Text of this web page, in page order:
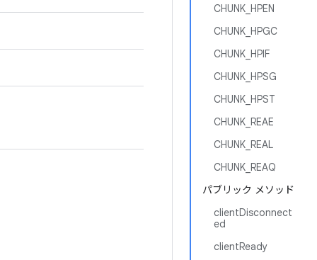
CHUNK_HPEN
CHUNK_HPGC
CHUNK_HPIF
CHUNK_HPSG
CHUNK_HPST
CHUNK_REAE
CHUNK_REAL
CHUNK_REAQ
パブリック メソッド
clientDisconnect
ed
clientReady